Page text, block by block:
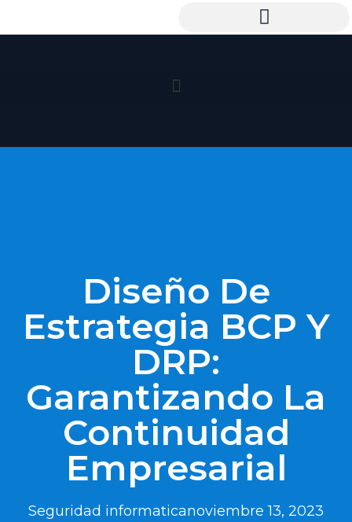
Diseño De
Estrategia BCP Y
DRP:
Garantizando La
Continuidad
Empresarial
Seguridad informaticanoviembre 13, 2023